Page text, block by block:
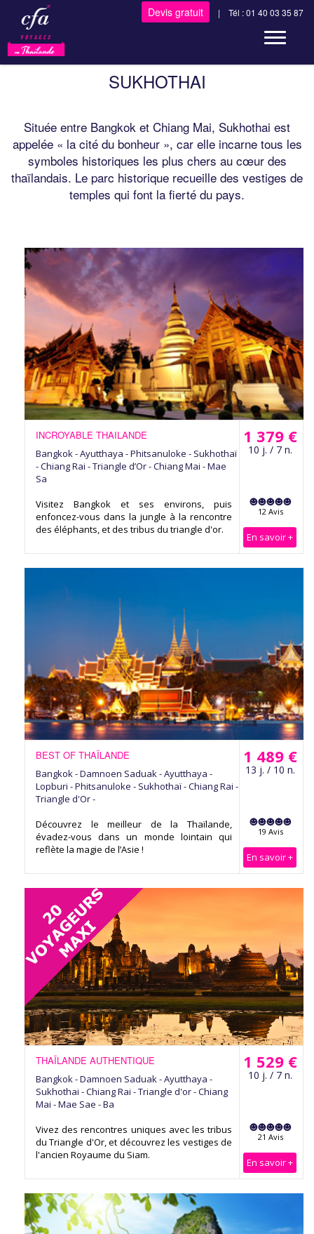
Devis gratuit | Tél : 01 40 03 35 87
Toggle
SUKHOTHAI
Située entre Bangkok et Chiang Mai, Sukhothai est
appelée « la cité du bonheur », car elle incarne tous les
symboles historiques les plus chers au cœur des
thaïlandais. Le parc historique recueille des vestiges de
temples qui font la fierté du pays.
1 379 €
10 j. / 7 n.
12 Avis
En savoir +
INCROYABLE THAILANDE
Bangkok - Ayutthaya - Phitsanuloke - Sukhothaï
- Chiang Rai - Triangle d’Or - Chiang Mai - Mae
Sa
Visitez Bangkok et ses environs, puis
enfoncez-vous dans la jungle à la rencontre
des éléphants, et des tribus du triangle d'or.
1 489 €
13 j. / 10 n.
19 Avis
En savoir +
BEST OF THAÏLANDE
Bangkok - Damnoen Saduak - Ayutthaya -
Lopburi - Phitsanuloke - Sukhothaï - Chiang Rai -
Triangle d'Or -
Découvrez le meilleur de la Thaïlande,
évadez-vous dans un monde lointain qui
reflète la magie de l’Asie !
1 529 €
10 j. / 7 n.
21 Avis
En savoir +
THAÏLANDE AUTHENTIQUE
Bangkok - Damnoen Saduak - Ayutthaya -
Sukhothai - Chiang Rai - Triangle d'or - Chiang
Mai - Mae Sae - Ba
Vivez des rencontres uniques avec les tribus
du Triangle d'Or, et découvrez les vestiges de
l'ancien Royaume du Siam.